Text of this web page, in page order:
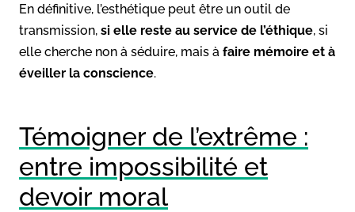
En définitive, l’esthétique peut être un outil de
transmission, si elle reste au service de l’éthique, si
elle cherche non à séduire, mais à faire mémoire et à
éveiller la conscience.
Témoigner de l’extrême :
entre impossibilité et
devoir moral